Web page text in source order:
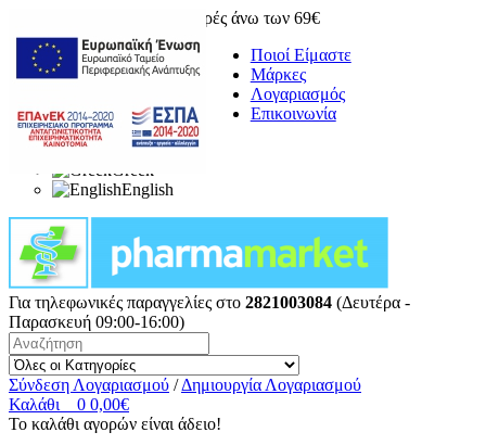
Δωρεάν μεταφορικά για αγορές άνω των 69€
Ποιοί Είμαστε
Μάρκες
Λογαριασμός
Επικοινωνία
Greek
English
Για τηλεφωνικές παραγγελίες στο 2821003084 (Δευτέρα -
Παρασκευή 09:00-16:00)
Σύνδεση Λογαριασμού / Δημιουργία Λογαριασμού
Καλάθι
0 0,00€
Το καλάθι αγορών είναι άδειο!